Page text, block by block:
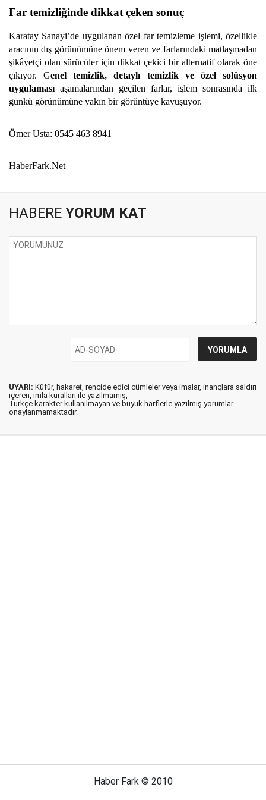
Far temizliğinde dikkat çeken sonuç
Karatay Sanayi’de uygulanan özel far temizleme işlemi, özellikle
aracının dış görünümüne önem veren ve farlarındaki matlaşmadan
şikâyetçi olan sürücüler için dikkat çekici bir alternatif olarak öne
çıkıyor. Genel temizlik, detaylı temizlik ve özel solüsyon
uygulaması aşamalarından geçilen farlar, işlem sonrasında ilk
günkü görünümüne yakın bir görüntüye kavuşuyor.
Ömer Usta: 0545 463 8941
HaberFark.Net
HABERE YORUM KAT
UYARI: Küfür, hakaret, rencide edici cümleler veya imalar, inançlara saldırı
içeren, imla kuralları ile yazılmamış,
Türkçe karakter kullanılmayan ve büyük harflerle yazılmış yorumlar
onaylanmamaktadır.
Haber Fark © 2010